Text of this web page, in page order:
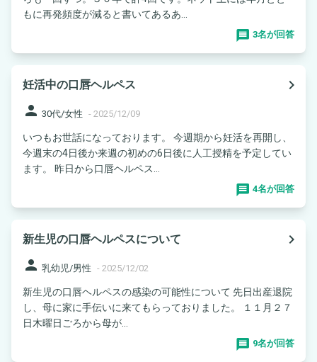
もに再発頻度が減ると書いてあるあ...
3名が回答
妊活中の口唇ヘルペス
navigate_next
person 30代/女性 - 2025/12/09
いつもお世話になっております。 今週期から妊活を再開し、
今週末の4日後か来週の初めの6日後に人工授精を予定してい
ます。 昨日から口唇ヘルペス...
4名が回答
新生児の口唇ヘルペスについて
navigate_next
person 乳幼児/男性 - 2025/12/02
新生児の口唇ヘルペスの感染の可能性について 先日出産退院
し、母に家に手伝いに来てもらっておりました。 １１月２７
日木曜日ごろから母が...
9名が回答